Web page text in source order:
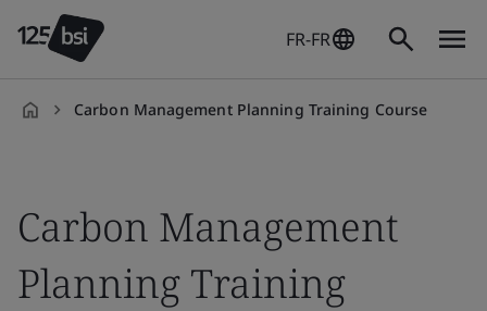
FR-FR
Carbon Management Planning Training Course
Carbon Management
Planning Training